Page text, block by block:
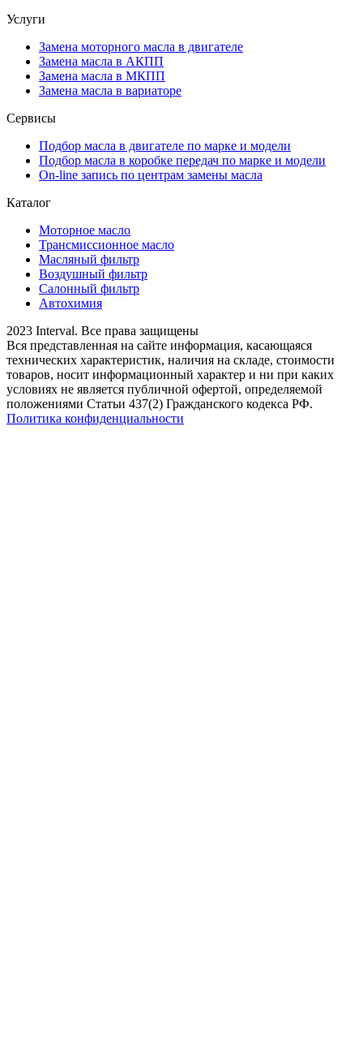
Услуги
Замена моторного масла в двигателе
Замена масла в АКПП
Замена масла в МКПП
Замена масла в вариаторе
Сервисы
Подбор масла в двигателе по марке и модели
Подбор масла в коробке передач по марке и модели
On-line запись по центрам замены масла
Каталог
Моторное масло
Трансмиссионное масло
Масляный фильтр
Воздушный фильтр
Салонный фильтр
Автохимия
2023 Interval. Все права защищены
Вся представленная на сайте информация, касающаяся
технических характеристик, наличия на складе, стоимости
товаров, носит информационный характер и ни при каких
условиях не является публичной офертой, определяемой
положениями Статьи 437(2) Гражданского кодекса РФ.
Политика конфиденциальности